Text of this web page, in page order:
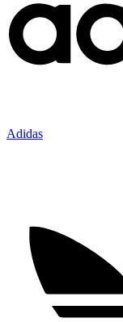
Adidas